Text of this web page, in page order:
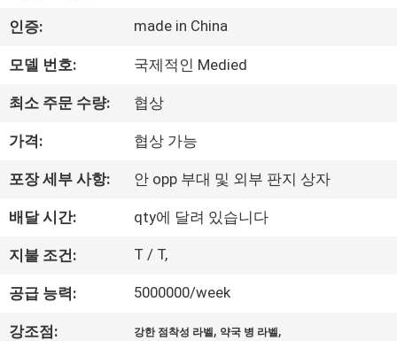
리
에
여
공
장
여
행
인증: made in China
모델 번호: 국제적인 Medied
최소 주문 수량: 협상
가격: 협상 가능
포장 세부 사항: 안 opp 부대 및 외부 판지 상자
배달 시간: qty에 달려 있습니다
지불 조건: T / T,
공급 능력: 5000000/week
강조점: 강한 점착성 라벨, 약국 병 라벨,